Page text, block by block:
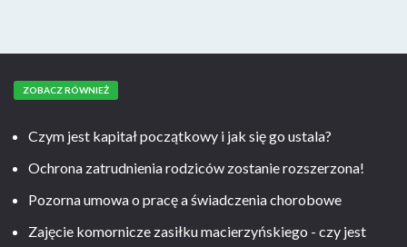
ZOBACZ RÓWNIEŻ
Czym jest kapitał początkowy i jak się go ustala?
Ochrona zatrudnienia rodziców zostanie rozszerzona!
Pozorna umowa o pracę a świadczenia chorobowe
Zajęcie komornicze zasiłku macierzyńskiego - czy jest